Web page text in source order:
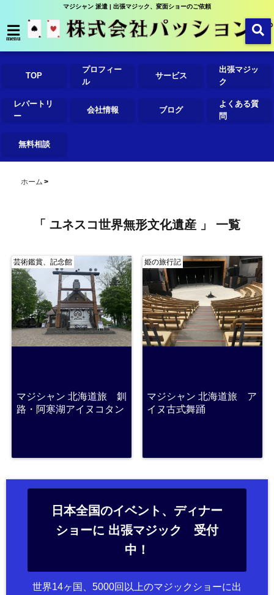
マジシャン 派遣 | 出張マジック、変面ショーのご依頼
menu
TOP
プロフィー
ル
サービス
出張マジッ
ク
レパートリ
ー
会社情報 ブログ
よくある質
問
無料相談
ホーム
「 ユネスコ世界無形文化遺産 」 一覧
芸術鑑賞、記念館
マジシャン 北海道旅 釧
路・阿寒湖アイヌコタン
姫の旅行記
マジシャン 北海道旅 ア
イヌ古式舞踊
日本全国のイベント、ディナー
ショーに 出張マジック 受付
中！
世界14ヶ国、5000回以上のマジックショーに出